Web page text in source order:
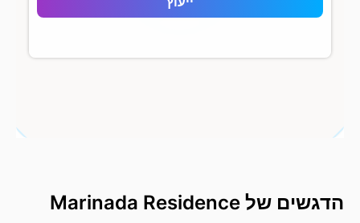
Residence
הדגשים של Marinada Residence